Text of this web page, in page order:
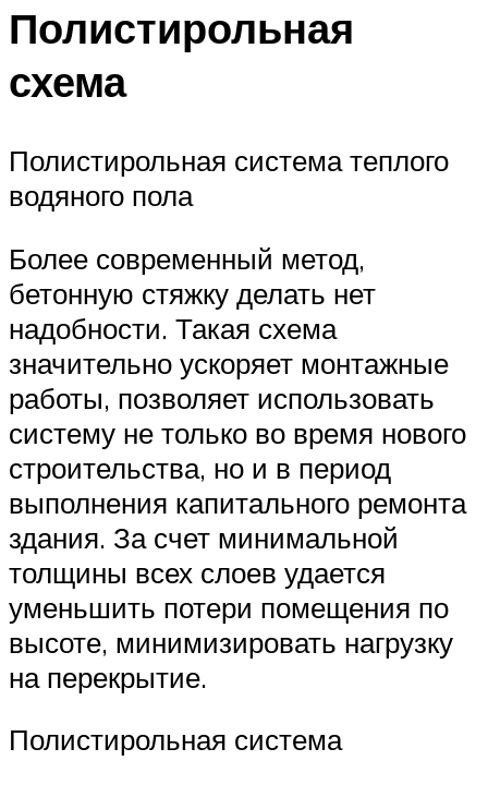
Полистирольная
схема
Полистирольная система теплого
водяного пола
Более современный метод,
бетонную стяжку делать нет
надобности. Такая схема
значительно ускоряет монтажные
работы, позволяет использовать
систему не только во время нового
строительства, но и в период
выполнения капитального ремонта
здания. За счет минимальной
толщины всех слоев удается
уменьшить потери помещения по
высоте, минимизировать нагрузку
на перекрытие.
Полистирольная система